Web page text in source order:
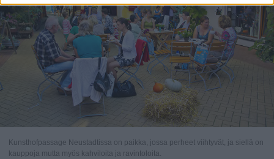
Kunsthofpassage Neustadtissa on paikka, jossa perheet viihtyvät, ja siellä on
kauppoja mutta myös kahviloita ja ravintoloita.